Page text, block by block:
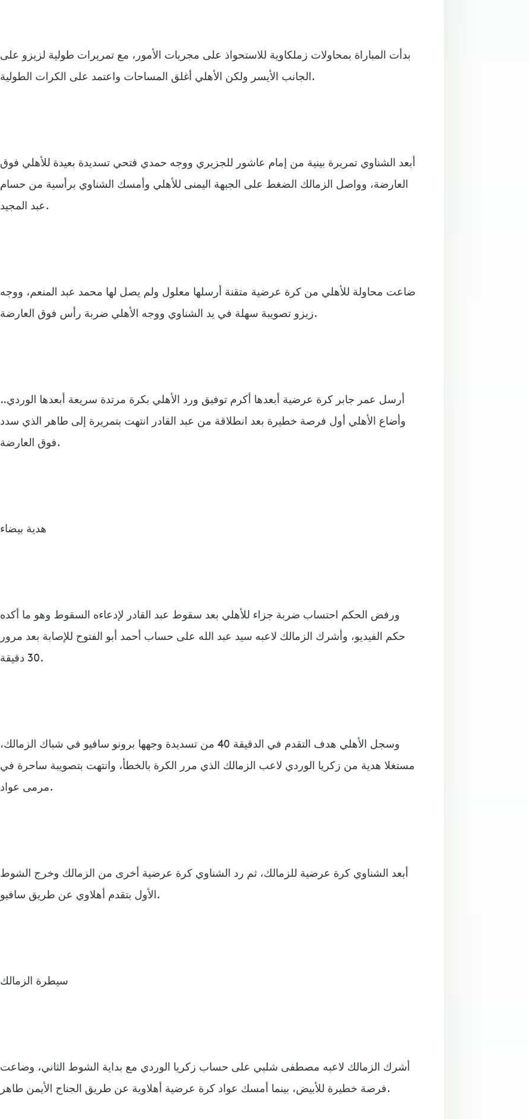
بدأت المباراة بمحاولات زملكاوية للاستحواذ على مجريات الأمور، مع تمريرات طولية لزيزو على
الجانب الأيسر ولكن الأهلي أغلق المساحات واعتمد على الكرات الطولية.
أبعد الشناوي تمريرة بينية من إمام عاشور للجزيري ووجه حمدي فتحي تسديدة بعيدة للأهلي فوق
العارضة، وواصل الزمالك الضغط على الجبهة اليمنى للأهلي وأمسك الشناوي برأسية من حسام
عبد المجيد.
ضاعت محاولة للأهلي من كرة عرضية متقنة أرسلها معلول ولم يصل لها محمد عبد المنعم، ووجه
زيزو تصويبة سهلة في يد الشناوي ووجه الأهلي ضربة رأس فوق العارضة.
أرسل عمر جابر كرة عرضية أبعدها أكرم توفيق ورد الأهلي بكرة مرتدة سريعة أبعدها الوردي..
وأضاع الأهلي أول فرصة خطيرة بعد انطلاقة من عبد القادر انتهت بتمريرة إلى طاهر الذي سدد
فوق العارضة.
هدية بيضاء
ورفض الحكم احتساب ضربة جزاء للأهلي بعد سقوط عبد القادر لإدعاءه السقوط وهو ما أكده
حكم الفيديو، وأشرك الزمالك لاعبه سيد عبد الله على حساب أحمد أبو الفتوح للإصابة بعد مرور
30 دقيقة.
وسجل الأهلي هدف التقدم في الدقيقة 40 من تسديدة وجهها برونو سافيو في شباك الزمالك،
مستغلا هدية من زكريا الوردي لاعب الزمالك الذي مرر الكرة بالخطأ، وانتهت بتصويبة ساحرة في
مرمى عواد.
أبعد الشناوي كرة عرضية للزمالك، ثم رد الشناوي كرة عرضية أخرى من الزمالك وخرج الشوط
الأول بتقدم أهلاوي عن طريق سافيو.
سيطرة الزمالك
أشرك الزمالك لاعبه مصطفى شلبي على حساب زكريا الوردي مع بداية الشوط الثاني، وضاعت
فرصة خطيرة للأبيض، بينما أمسك عواد كرة عرضية أهلاوية عن طريق الجناح الأيمن طاهر.